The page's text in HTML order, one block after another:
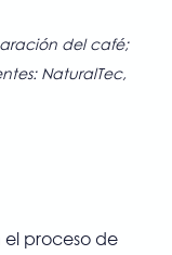
del café;
NaturalTec,
el proceso de